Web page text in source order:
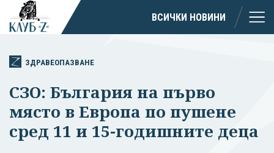
ВСИЧКИ НОВИНИ
ЗДРАВЕОПАЗВАНЕ
СЗО: България на първо
място в Европа по пушене
сред 11 и 15-годишните деца